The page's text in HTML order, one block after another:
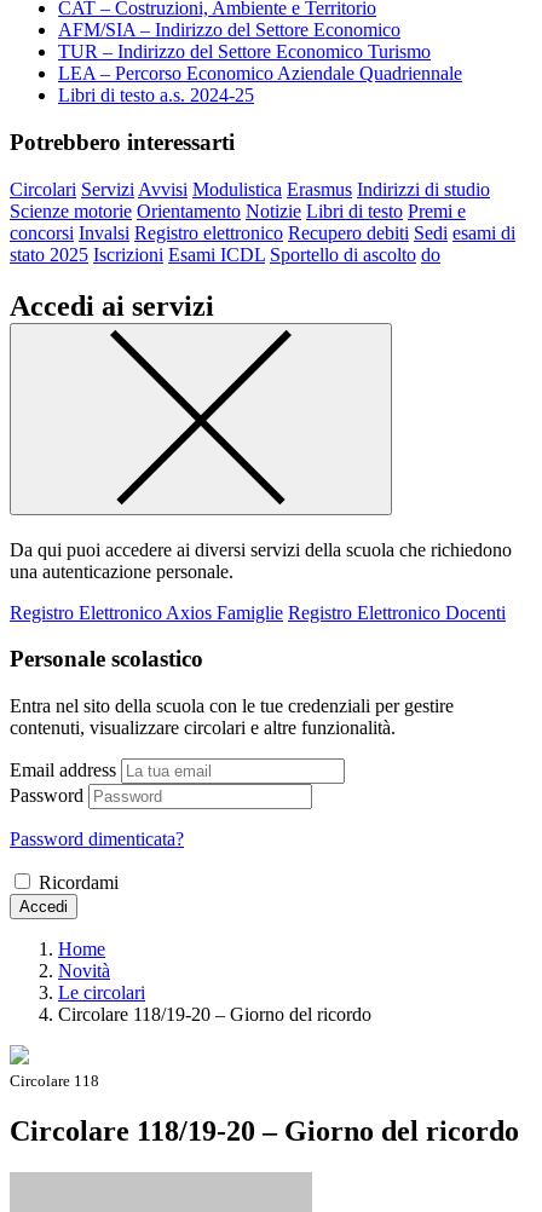
CAT – Costruzioni, Ambiente e Territorio
AFM/SIA – Indirizzo del Settore Economico
TUR – Indirizzo del Settore Economico Turismo
LEA – Percorso Economico Aziendale Quadriennale
Libri di testo a.s. 2024-25
Potrebbero interessarti
Circolari Servizi Avvisi Modulistica Erasmus Indirizzi di studio
Scienze motorie Orientamento Notizie Libri di testo Premi e
concorsi Invalsi Registro elettronico Recupero debiti Sedi esami di
stato 2025 Iscrizioni Esami ICDL Sportello di ascolto do
Accedi ai servizi
Da qui puoi accedere ai diversi servizi della scuola che richiedono
una autenticazione personale.
Registro Elettronico Axios Famiglie Registro Elettronico Docenti
Personale scolastico
Entra nel sito della scuola con le tue credenziali per gestire
contenuti, visualizzare circolari e altre funzionalità.
Email address
Password
Password dimenticata?
Ricordami
Accedi
Home
Novità
Le circolari
Circolare 118/19-20 – Giorno del ricordo
Circolare 118
Circolare 118/19-20 – Giorno del ricordo